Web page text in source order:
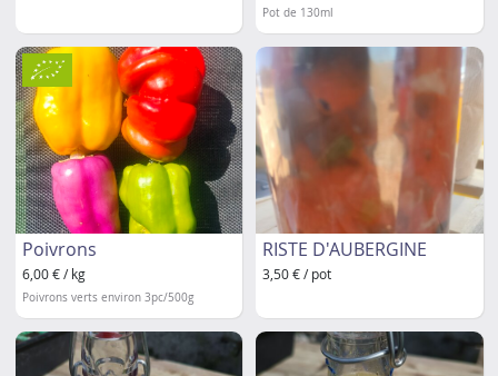
Pot de 130ml
Poivrons
6,00 € / kg
Poivrons verts environ 3pc/500g
RISTE D'AUBERGINE
3,50 € / pot